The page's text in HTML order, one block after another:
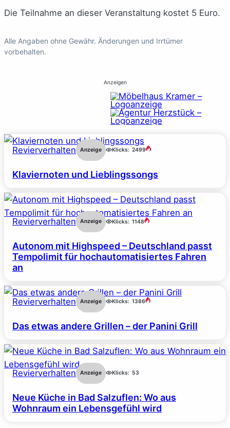
Die Teilnahme an dieser Veranstaltung kostet 5 Euro.
Alle Angaben ohne Gewähr. Änderungen und Irrtümer
vorbehalten.
Anzeigen
Revierverhalten Anzeige Klicks: 2499
Klaviernoten und Lieblingssongs
Revierverhalten Anzeige Klicks: 1148
Autonom mit Highspeed – Deutschland passt
Tempolimit für hochautomatisiertes Fahren
an
Revierverhalten Anzeige Klicks: 1386
Das etwas andere Grillen – der Panini Grill
Revierverhalten Anzeige Klicks: 53
Neue Küche in Bad Salzuflen: Wo aus
Wohnraum ein Lebensgefühl wird